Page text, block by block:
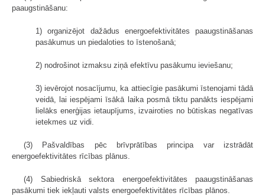
paaugstināšanu:
1) organizējot dažādus energoefektivitātes paaugstināšanas
pasākumus un piedaloties to īstenošanā;
2) nodrošinot izmaksu ziņā efektīvu pasākumu ieviešanu;
3) ievērojot nosacījumu, ka attiecīgie pasākumi īstenojami tādā
veidā, lai iespējami īsākā laika posmā tiktu panākts iespējami
lielāks enerģijas ietaupījums, izvairoties no būtiskas negatīvas
ietekmes uz vidi.
(3) Pašvaldības pēc brīvprātības principa var izstrādāt
energoefektivitātes rīcības plānus.
(4) Sabiedriskā sektora energoefektivitātes paaugstināšanas
pasākumi tiek iekļauti valsts energoefektivitātes rīcības plānos.